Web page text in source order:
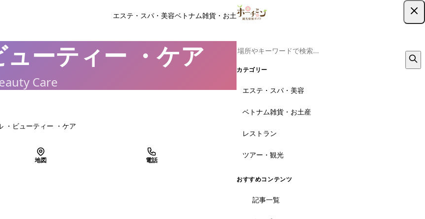
エステ・スパ・美容ベトナム雑貨・お土産レストラン
カテゴリー
エステ・スパ・美容
ベトナム雑貨・お土産
レストラン
ツアー・観光
おすすめコンテンツ
記事一覧
ーティー ・ケア
Care
・ビューティー ・ケア
地図 電話